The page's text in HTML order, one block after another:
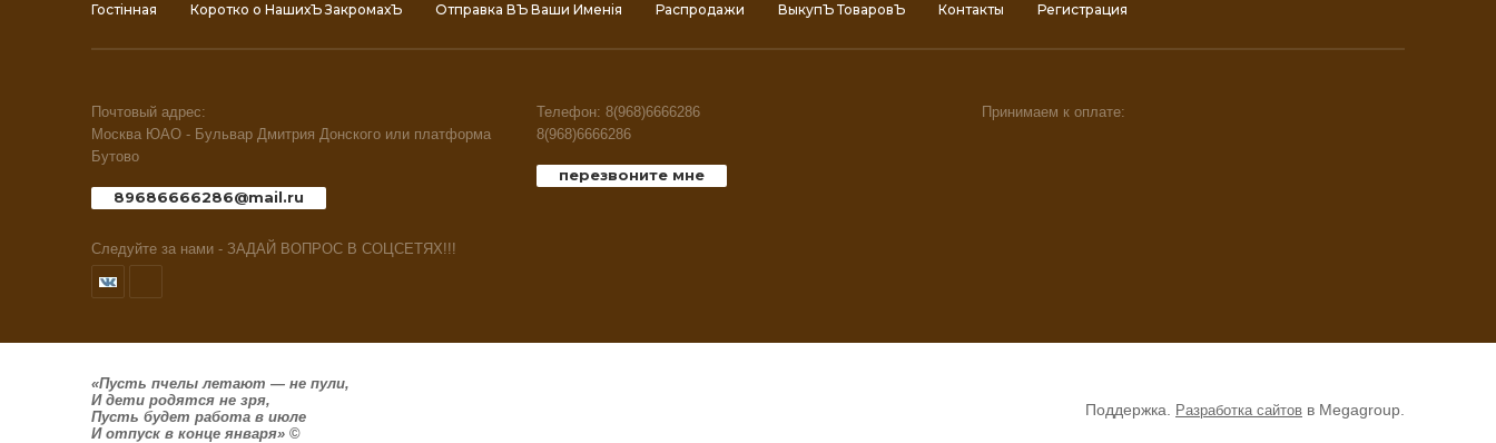
Гостiнная Коротко о НашихЪ ЗакромахЪ Отправка ВЪ Ваши Именiя Распродажи ВыкупЪ ТоваровЪ Контакты Регистрация
Почтовый адрес:
Москва ЮАО - Бульвар Дмитрия Донского или платформа
Бутово
89686666286@mail.ru
Телефон: 8(968)6666286
8(968)6666286
перезвоните мне
Принимаем к оплате:
Следуйте за нами - ЗАДАЙ ВОПРОС В СОЦСЕТЯХ!!!
«Пусть пчелы летают — не пули,
И дети родятся не зря,
Пусть будет работа в июле
И отпуск в конце января» ©
Поддержка. Разработка сайтов в Megagroup.